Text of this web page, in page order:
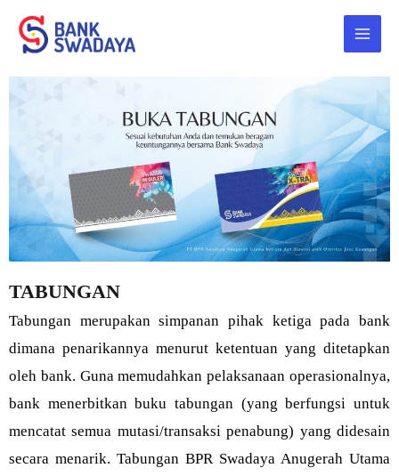
Lewati
konten
Main
TABUNGAN
Tabungan merupakan simpanan pihak ketiga pada bank
dimana penarikannya menurut ketentuan yang ditetapkan
oleh bank. Guna memudahkan pelaksanaan operasionalnya,
bank menerbitkan buku tabungan (yang berfungsi untuk
mencatat semua mutasi/transaksi penabung) yang didesain
secara menarik. Tabungan BPR Swadaya Anugerah Utama